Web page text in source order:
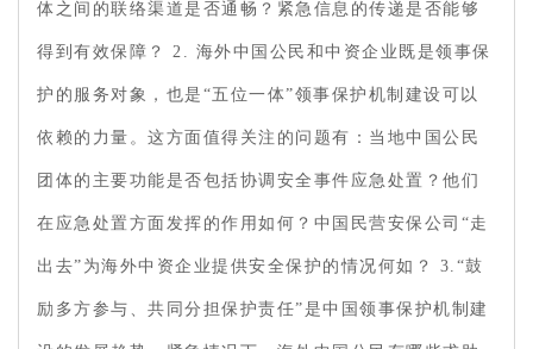
体之间的联络渠道是否通畅？紧急信息的传递是否能够
得到有效保障？ 2. 海外中国公民和中资企业既是领事保
护的服务对象，也是“五位一体”领事保护机制建设可以
依赖的力量。这方面值得关注的问题有：当地中国公民
团体的主要功能是否包括协调安全事件应急处置？他们
在应急处置方面发挥的作用如何？中国民营安保公司“走
出去”为海外中资企业提供安全保护的情况何如？ 3.“鼓
励多方参与、共同分担保护责任”是中国领事保护机制建